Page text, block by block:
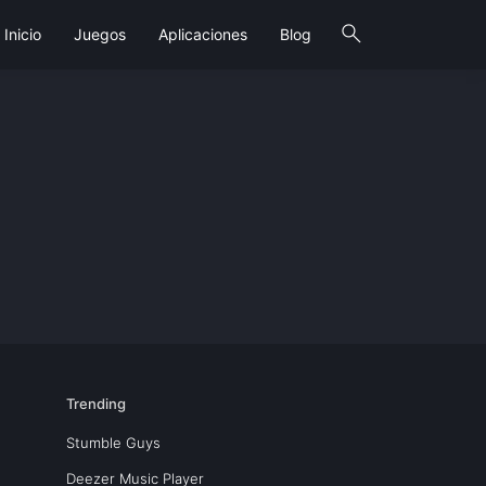
search
Inicio Juegos Aplicaciones Blog
Trending
Stumble Guys
Deezer Music Player